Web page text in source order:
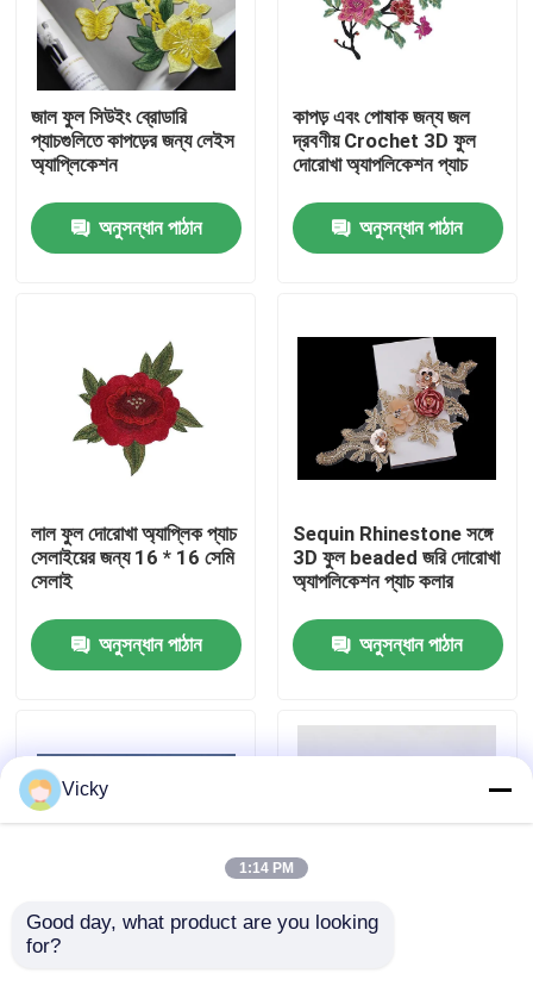
আমাদের সম্পর্কে
কারখানা ভ্রমণ
মান নিয়ন্ত্রণ
যোগাযোগ করুন
Exhibition Information
জাল ফুল সিউইং ব্রোডারি
প্যাচগুলিতে কাপড়ের জন্য লেইস
অ্যাপ্লিকেশন
অনুসন্ধান পাঠান
কাপড় এবং পোষাক জন্য জল
দ্রবণীয় Crochet 3D ফুল
দোরোখা অ্যাপলিকেশন প্যাচ
অনুসন্ধান পাঠান
লাল ফুল দোরোখা অ্যাপ্লিক প্যাচ
সেলাইয়ের জন্য 16 * 16 সেমি
সেলাই
অনুসন্ধান পাঠান
Sequin Rhinestone সঙ্গে
3D ফুল beaded জরি দোরোখা
অ্যাপলিকেশন প্যাচ কলার
অনুসন্ধান পাঠান
রঙিন পলিয়েস্টার Neckline
Vicky
1:14 PM
Good day, what product are you looking
for?